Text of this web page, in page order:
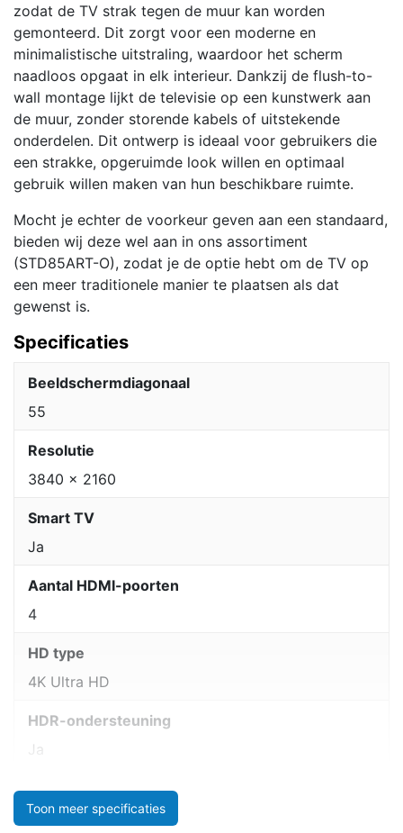
zodat de TV strak tegen de muur kan worden
gemonteerd. Dit zorgt voor een moderne en
minimalistische uitstraling, waardoor het scherm
naadloos opgaat in elk interieur. Dankzij de flush-to-
wall montage lijkt de televisie op een kunstwerk aan
de muur, zonder storende kabels of uitstekende
onderdelen. Dit ontwerp is ideaal voor gebruikers die
een strakke, opgeruimde look willen en optimaal
gebruik willen maken van hun beschikbare ruimte.
Mocht je echter de voorkeur geven aan een standaard,
bieden wij deze wel aan in ons assortiment
(STD85ART-O), zodat je de optie hebt om de TV op
een meer traditionele manier te plaatsen als dat
gewenst is.
Specificaties
Beeldschermdiagonaal
55
Resolutie
3840 x 2160
Smart TV
Ja
Aantal HDMI-poorten
4
HD type
4K Ultra HD
HDR-ondersteuning
Ja
Toon meer specificaties